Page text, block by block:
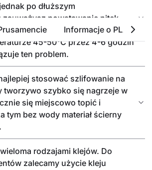
Informacje o PLA
po dłuższym
powstawanie nitek,
chropowatość powierzchni,
45-50°C przez 4-6 godzin
ten problem.
stosować szlifowanie na
tworzywo szybko się nagrzeje w
się miejscowo topić i
tym bez wody materiał ścierny
rodzajami klejów. Do
zalecamy użycie kleju